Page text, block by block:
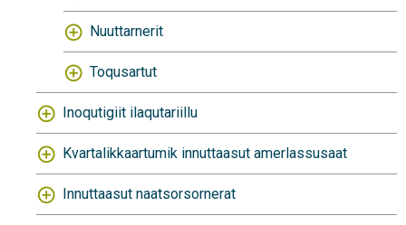
Nuuttarnerit
Toqusartut
Inoqutigiit ilaqutariillu
Kvartalikkaartumik innuttaasut amerlassusaat
Innuttaasut naatsorsornerat